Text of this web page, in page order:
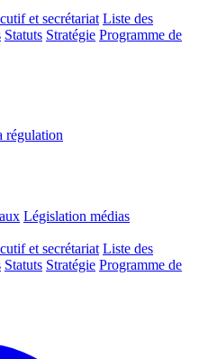
et secrétariat Liste des
Statuts Stratégie Programme de
régulation
Législation médias
et secrétariat Liste des
Statuts Stratégie Programme de